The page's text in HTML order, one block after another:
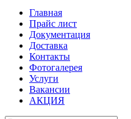
Главная
Прайс лист
Документация
Доставка
Контакты
Фотогалерея
Услуги
Вакансии
АКЦИЯ